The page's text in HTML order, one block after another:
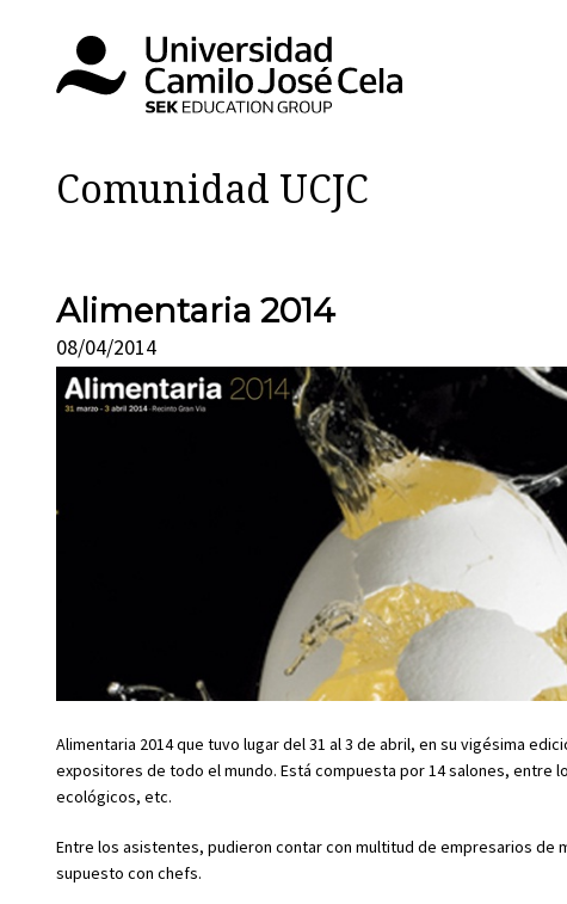
Comunidad UCJC
Alimentaria 2014
08/04/2014
Alimentaria 2014 que tuvo lugar del 31 al 3 de abril, en su vigésima
expositores de todo el mundo. Está compuesta por 14 salones,
ecológicos, etc.
Entre los asistentes, pudieron contar con multitud de empresarios
supuesto con chefs.